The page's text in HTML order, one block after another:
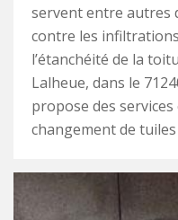
servent entre autres
contre les
l’étanchéité de la
Lalheue, dans le
propose des
changement de